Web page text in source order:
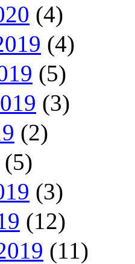
(4)
(4)
(5)
(3)
(2)
(5)
(3)
(12)
(11)